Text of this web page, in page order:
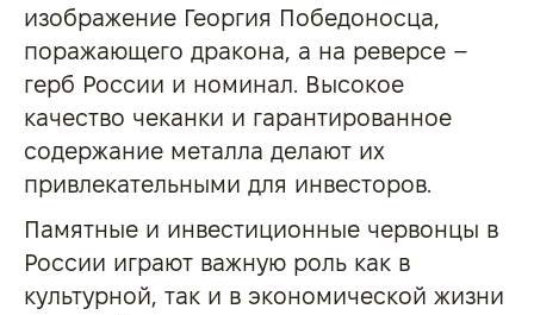
изображение Георгия Победоносца,
поражающего дракона, а на реверсе –
герб России и номинал. Высокое
качество чеканки и гарантированное
содержание металла делают их
привлекательными для инвесторов.
Памятные и инвестиционные червонцы в
России играют важную роль как в
культурной, так и в экономической жизни